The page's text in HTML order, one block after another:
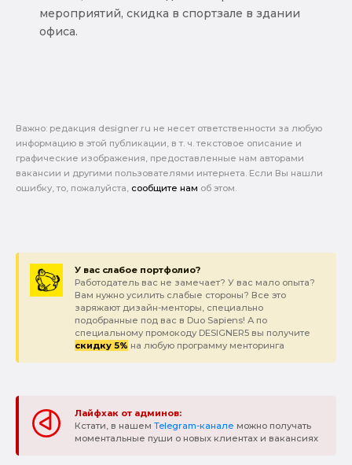
мероприятий, скидка в спортзале в здании
офиса.
Важно: pедакция designer.ru не несет ответственности за любую
информацию в этой публикации, в т. ч. текстовое описание и
графические изображения, предоставленные нам авторами
вакансии и другими пользователями интернета. Если Вы нашли
ошибку, то, пожалуйста, сообщите нам об этом.
У вас слабое портфолио?
Работодатель вас не замечает? У вас мало опыта?
Вам нужно усилить слабые стороны? Все это
заряжают дизайн-менторы, специально
подобранные под вас в Duo Sapiens! А по
специальному промокоду DESIGNER5 вы получите
скидку 5% на любую программу менторинга
Лайфхак от админов:
Кстати, в нашем Telegram-канале можно получать
моментальные пуши о новых клиентах и вакансиях